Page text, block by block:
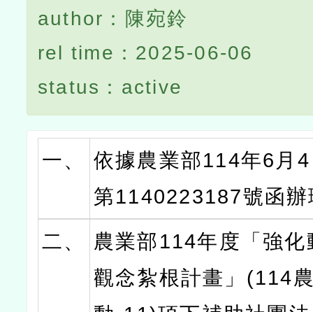
author：陳宛鈴
rel time：2025-06-06
status：active
一、
依據農業部114年6月
第1140223187號函辦
二、
農業部114年度「強化
觀念紮根計畫」(114